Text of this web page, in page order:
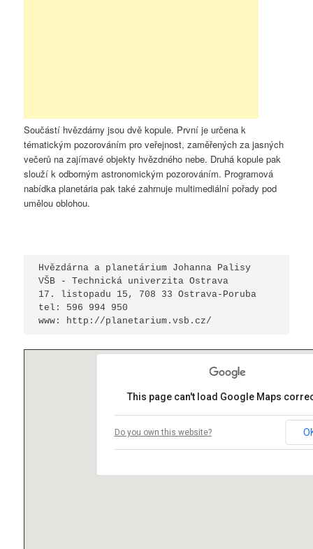
Součástí hvězdárny jsou dvě kopule. První je určena k
tématickým pozorováním pro veřejnost, zaměřených za jasných
večerů na zajímavé objekty hvězdného nebe. Druhá kopule pak
slouží k odborným astronomickým pozorováním. Programová
nabídka planetária pak také zahrnuje multimediální pořady pod
umělou oblohou.
Hvězdárna a planetárium Johanna Palisy
VŠB - Technická univerzita Ostrava
17. listopadu 15, 708 33 Ostrava-Poruba
tel: 596 994 950
www: http://planetarium.vsb.cz/
This page can't load Google Maps
Do you own this website?